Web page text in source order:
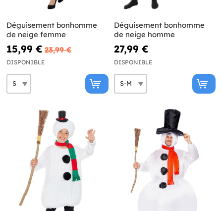
Déguisement bonhomme
de neige femme
15,99 € 23,99 €
DISPONIBLE
Déguisement bonhomme
de neige homme
27,99 €
DISPONIBLE